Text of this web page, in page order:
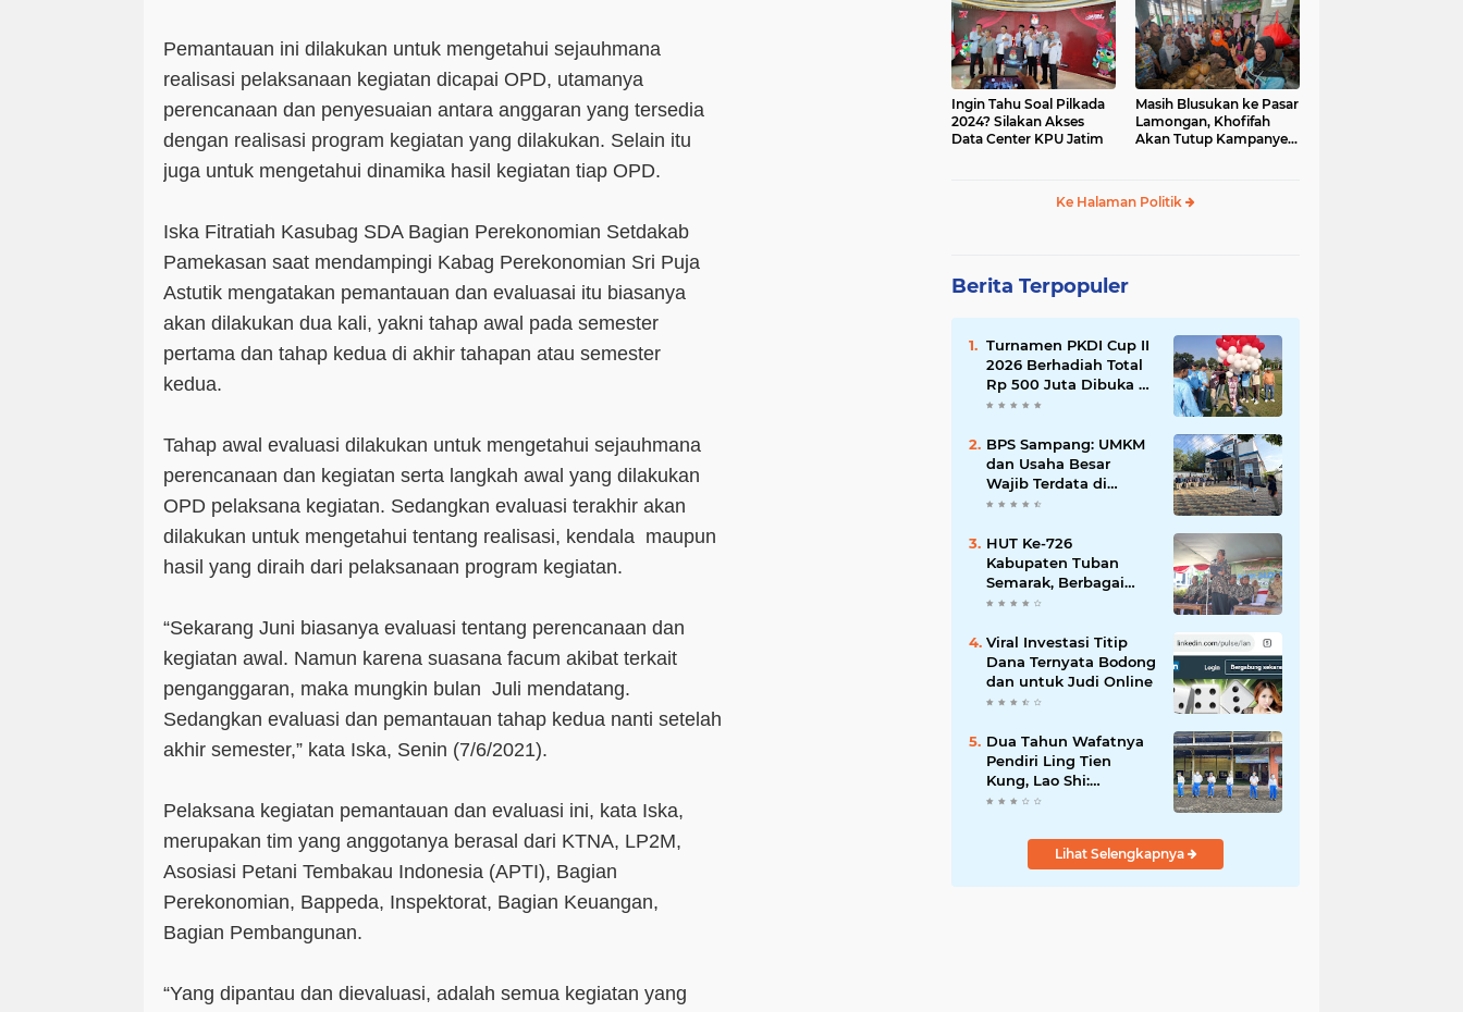
Pemantauan ini dilakukan untuk mengetahui sejauhmana
realisasi pelaksanaan kegiatan dicapai OPD, utamanya
perencanaan dan penyesuaian antara anggaran yang tersedia
dengan realisasi program kegiatan yang dilakukan. Selain itu
juga untuk mengetahui dinamika hasil kegiatan tiap OPD.
Iska Fitratiah Kasubag SDA Bagian Perekonomian Setdakab
Pamekasan saat mendampingi Kabag Perekonomian Sri Puja
Astutik mengatakan pemantauan dan evaluasai itu biasanya
akan dilakukan dua kali, yakni tahap awal pada semester
pertama dan tahap kedua di akhir tahapan atau semester
kedua.
Tahap awal evaluasi dilakukan untuk mengetahui sejauhmana
perencanaan dan kegiatan serta langkah awal yang dilakukan
OPD pelaksana kegiatan. Sedangkan evaluasi terakhir akan
dilakukan untuk mengetahui tentang realisasi, kendala maupun
hasil yang diraih dari pelaksanaan program kegiatan.
“Sekarang Juni biasanya evaluasi tentang perencanaan dan
kegiatan awal. Namun karena suasana facum akibat terkait
penganggaran, maka mungkin bulan Juli mendatang.
Sedangkan evaluasi dan pemantauan tahap kedua nanti setelah
akhir semester,” kata Iska, Senin (7/6/2021).
Pelaksana kegiatan pemantauan dan evaluasi ini, kata Iska,
merupakan tim yang anggotanya berasal dari KTNA, LP2M,
Asosiasi Petani Tembakau Indonesia (APTI), Bagian
Perekonomian, Bappeda, Inspektorat, Bagian Keuangan,
Bagian Pembangunan.
“Yang dipantau dan dievaluasi, adalah semua kegiatan yang
Ingin Tahu Soal Pilkada
2024? Silakan Akses
Data Center KPU Jatim
Masih Blusukan ke Pasar
Lamongan, Khofifah
Akan Tutup Kampanye
Ke Halaman Politik
Berita Terpopuler
Turnamen PKDI Cup II
2026 Berhadiah Total
Rp 500 Juta Dibuka di
Jombang, Ketua PKDI
Mahdi: Ajang
Silaturrahmi dan
Media Komunikasi
Antar-Kades untuk
BPS Sampang: UMKM
dan Usaha Besar
Wajib Terdata di
Sensus Ekonomi 2026,
Sasaran
HUT Ke-726
Kabupaten Tuban
Semarak, Berbagai
Prestasinya Pun
Viral Investasi Titip
Dana Ternyata Bodong
dan untuk Judi Online
Dua Tahun Wafatnya
Pendiri Ling Tien
Kung, Lao Shi:
Amanah Harus Kita
Lihat Selengkapnya